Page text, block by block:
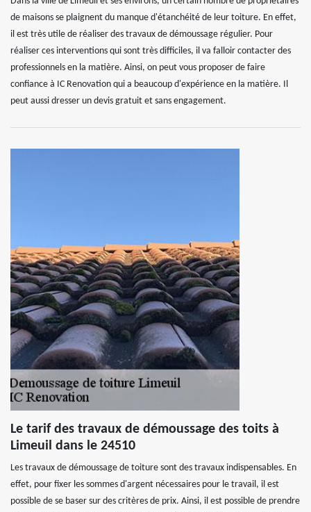
de maisons se plaignent du manque d'étanchéité de leur toiture. En effet,
il est très utile de réaliser des travaux de démoussage régulier. Pour
réaliser ces interventions qui sont très difficiles, il va falloir contacter des
professionnels en la matière. Ainsi, on peut vous proposer de faire
confiance à IC Renovation qui a beaucoup d'expérience en la matière. Il
peut aussi dresser un devis gratuit et sans engagement.
Le tarif des travaux de démoussage des toits à
Limeuil dans le 24510
Les travaux de démoussage de toiture sont des travaux indispensables. En
effet, pour fixer les sommes d'argent nécessaires pour le travail, il est
possible de se baser sur des critères de prix. Ainsi, il est possible de prendre